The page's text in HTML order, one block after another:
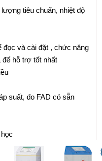
tiêu chuẩn, nhiệt độ
và cài đặt , chức năng
hỗ trợ tốt nhất
suất, đo FAD có sẵn